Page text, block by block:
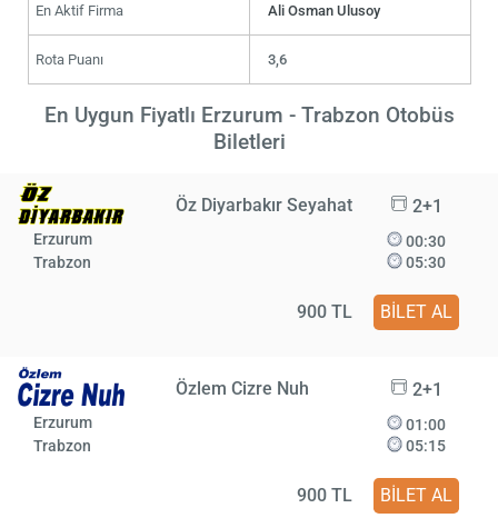
En Aktif Firma Ali Osman Ulusoy
Rota Puanı 3,6
En Uygun Fiyatlı Erzurum - Trabzon Otobüs
Biletleri
Öz Diyarbakır Seyahat 2+1
Erzurum
Trabzon
00:30
05:30
900 TL BİLET AL
Özlem Cizre Nuh 2+1
Erzurum
Trabzon
01:00
05:15
900 TL BİLET AL